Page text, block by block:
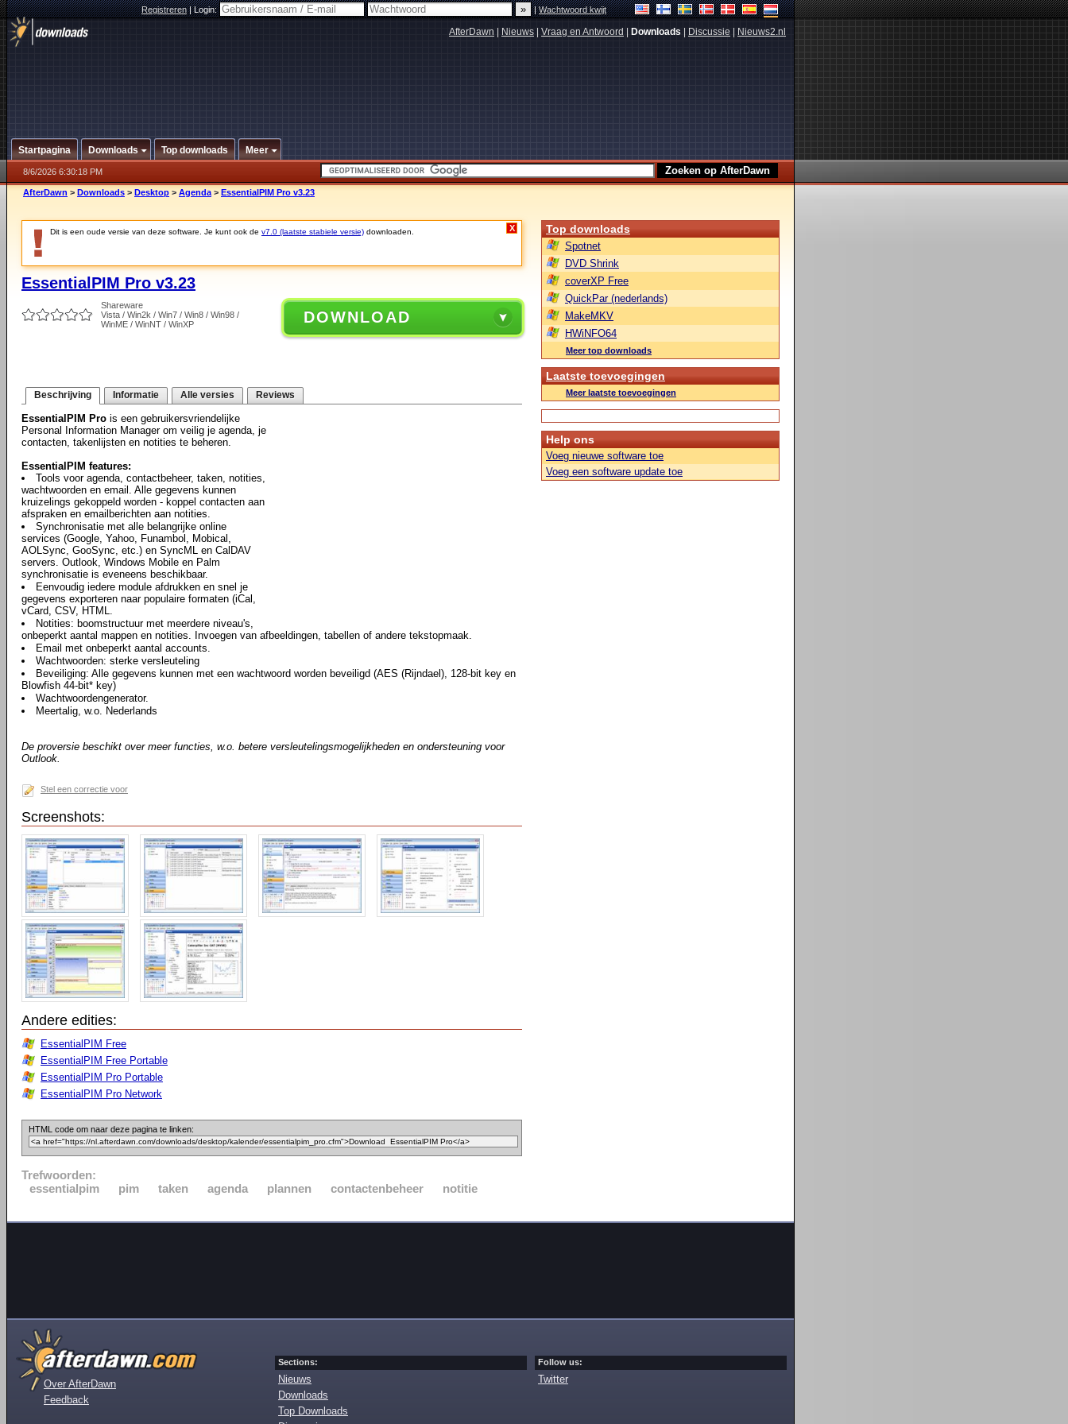
Registreren|Login: |Wachtwoord kwijt
AfterDawn Nieuws Vraag en Antwoord Downloads Discussie Nieuws2.nl
Startpagina Downloads Top downloads Meer
8/6/2026 6:30:18 PM
AfterDawn > Downloads > Desktop > Agenda > EssentialPIM Pro v3.23
Dit is een oude versie van deze software. Je kunt ook de v7.0 (laatste stabiele versie) downloaden. X
EssentialPIM Pro v3.23
Shareware
Vista / Win2k / Win7 / Win8 / Win98 /
WinME / WinNT / WinXP
DOWNLOAD
Beschrijving Informatie Alle versies Reviews
EssentialPIM Pro is een gebruikersvriendelijke
Personal Information Manager om veilig je agenda, je
contacten, takenlijsten en notities te beheren.
EssentialPIM features:
Tools voor agenda, contactbeheer, taken, notities,
wachtwoorden en email. Alle gegevens kunnen
kruizelings gekoppeld worden - koppel contacten aan
afspraken en emailberichten aan notities.
Synchronisatie met alle belangrijke online
services (Google, Yahoo, Funambol, Mobical,
AOLSync, GooSync, etc.) en SyncML en CalDAV
servers. Outlook, Windows Mobile en Palm
synchronisatie is eveneens beschikbaar.
Eenvoudig iedere module afdrukken en snel je
gegevens exporteren naar populaire formaten (iCal,
vCard, CSV, HTML.
Notities: boomstructuur met meerdere niveau's,
onbeperkt aantal mappen en notities. Invoegen van afbeeldingen, tabellen of andere tekstopmaak.
Email met onbeperkt aantal accounts.
Wachtwoorden: sterke versleuteling
Beveiliging: Alle gegevens kunnen met een wachtwoord worden beveiligd (AES (Rijndael), 128-bit key en
Blowfish 44-bit* key)
Wachtwoordengenerator.
Meertalig, w.o. Nederlands
De proversie beschikt over meer functies, w.o. betere versleutelingsmogelijkheden en ondersteuning voor
Outlook.
Stel een correctie voor
Screenshots:
Andere edities:
EssentialPIM Free
EssentialPIM Free Portable
EssentialPIM Pro Portable
EssentialPIM Pro Network
HTML code om naar deze pagina te linken:
Trefwoorden:
essentialpim
pim taken agenda plannen contactenbeheer notitie
Top downloads
Spotnet
DVD Shrink
coverXP Free
QuickPar (nederlands)
MakeMKV
HWiNFO64
Meer top downloads
Laatste toevoegingen
Meer laatste toevoegingen
Help ons
Voeg nieuwe software toe
Voeg een software update toe
Over AfterDawn
Feedback
Sections:
Nieuws
Downloads
Top Downloads
Follow us:
Twitter